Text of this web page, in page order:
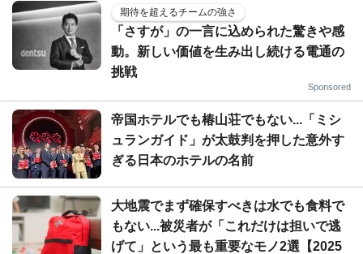
期待を超えるチームの強さ
「さすが」の一言に込められた驚きや感
動。新しい価値を生み出し続ける電通の
挑戦
Sponsored
帝国ホテルでも椿山荘でもない...「ミシ
ュランガイド」が太鼓判を押した意外す
ぎる日本のホテルの名前
大地震でまず確保すべきは水でも食料で
もない...被災者が「これだけは担いで逃
げて」という最も重要なモノ2選【2025